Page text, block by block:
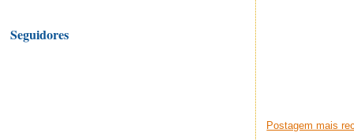
Postagem mais
Seguidores